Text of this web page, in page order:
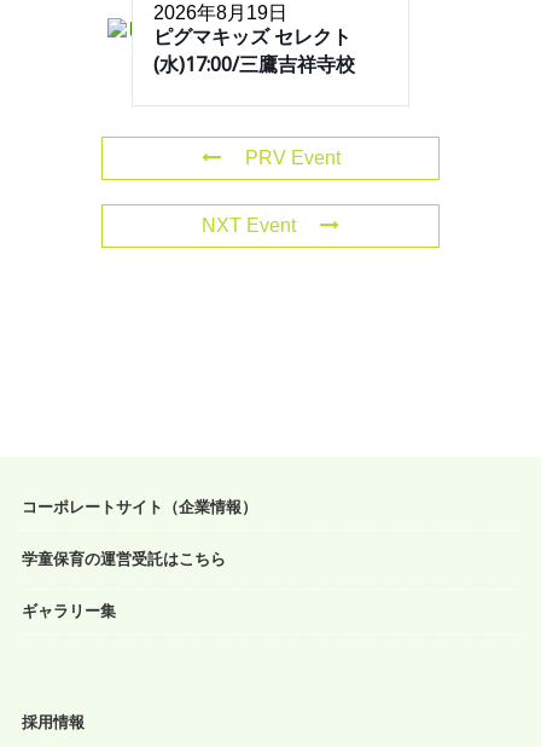
2026年8月19日
ピグマキッズ セレクト
(水)17:00/三鷹吉祥寺校
PRV Event
NXT Event
コーポレートサイト（企業情報）
学童保育の運営受託はこちら
ギャラリー集
採用情報